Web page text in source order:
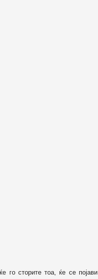
го сторите тоа, ќе се појави